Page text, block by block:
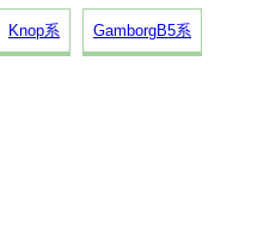
Knop系 GamborgB5系